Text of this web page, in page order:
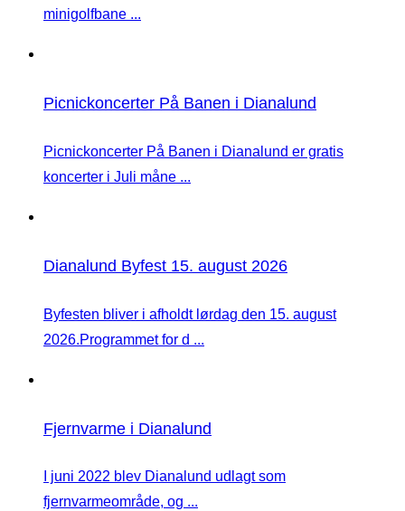
minigolfbane ...
Picnickoncerter På Banen i Dianalund
Picnickoncerter På Banen i Dianalund er gratis
koncerter i Juli måne ...
Dianalund Byfest 15. august 2026
Byfesten bliver i afholdt lørdag den 15. august
2026.Programmet for d ...
Fjernvarme i Dianalund
I juni 2022 blev Dianalund udlagt som
fjernvarmeområde, og ...